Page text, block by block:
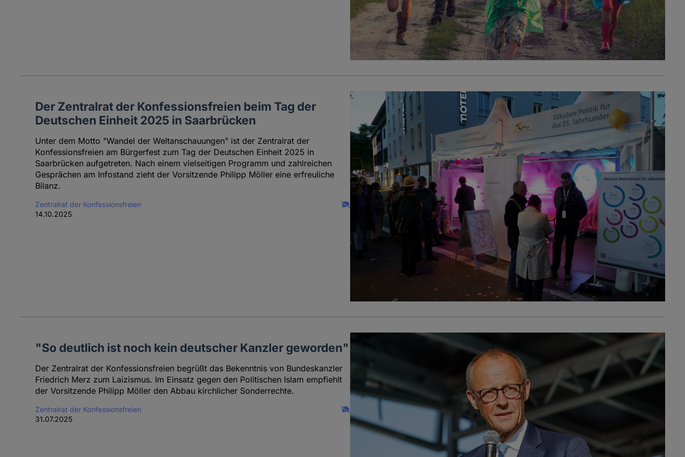
Der Zentralrat der Konfessionsfreien beim Tag der
Deutschen Einheit 2025 in Saarbrücken
Unter dem Motto "Wandel der Weltanschauungen" ist der Zentralrat der
Konfessionsfreien am Bürgerfest zum Tag der Deutschen Einheit 2025 in
Saarbrücken aufgetreten. Nach einem vielseitigen Programm und zahlreichen
Gesprächen am Infostand zieht der Vorsitzende Philipp Möller eine erfreuliche
Bilanz.
Zentralrat der Konfessionsfreien
14.10.2025
"So deutlich ist noch kein deutscher Kanzler geworden"
Der Zentralrat der Konfessionsfreien begrüßt das Bekenntnis von Bundeskanzler
Friedrich Merz zum Laizismus. Im Einsatz gegen den Politischen Islam empfiehlt
der Vorsitzende Philipp Möller den Abbau kirchlicher Sonderrechte.
Zentralrat der Konfessionsfreien
31.07.2025